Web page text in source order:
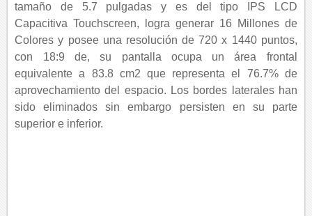
tamaño de 5.7 pulgadas y es del tipo IPS LCD
Capacitiva Touchscreen, logra generar 16 Millones de
Colores y posee una resolución de 720 x 1440 puntos,
con 18:9 de, su pantalla ocupa un área frontal
equivalente a 83.8 cm2 que representa el 76.7% de
aprovechamiento del espacio. Los bordes laterales han
sido eliminados sin embargo persisten en su parte
superior e inferior.